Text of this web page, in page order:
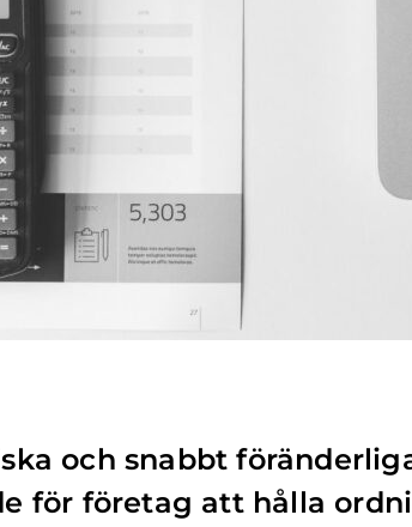
och snabbt
för företag att hålla